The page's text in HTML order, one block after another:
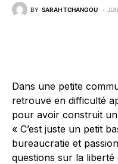
BY SARAH TCHANGOU
Dans une petite
retrouve en difficulté
pour avoir construit
« C’est juste un petit
bureaucratie et
questions sur la liberté